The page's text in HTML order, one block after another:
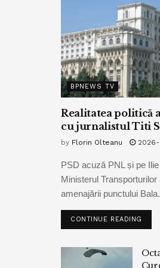
BPNEWS TV
Realitatea politică
cu jurnalistul Titi
by Florin Olteanu 2026-
PSD acuză PNL și pe
Ministerul
amenajării punctului
CONTINUE READING